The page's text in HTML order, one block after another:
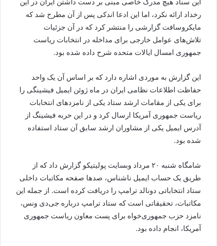
رخداد ارائه نکرد، اما این ادعا اندکی پس از آن مطرح شد که
مایکروسافت گزارشی را منتشر کرد که در آن جزئیات
تلاش‌های عوامل خارجی برای مداخله در انتخابات ریاست
جمهوری امسال ایالات متحده شرح داده شده بود.
این گزارش به موردی اشاره دارد که بر اساس آن یک واحد
حفاظت اطلاعات نظامی ایران در ماه ژوئن ایمیل فیشینگی را
برای یکی از مقامات ارشد ستاد یکی از نامزدهای انتخابات
ریاست جمهوری آمریکا ارسال کرد و در این حربه فیشینگ از
آدرس ایمیل یکی از مشاوران ارشد سابق آن ستاد استفاده
شده بود.
شامگاه شنبه ۲۰ مرداد وبسایت پولیتیکو گزارش داد که از
طریق یک حساب ایمیل ناشناس، صدها صفحه مکاتبات داخلی
ستاد انتخاباتی دونالد ترامپ را دریافت کرده است. از جمله این
مکاتبات، تحقیقاتی است که ستاد ترامپ درباره جی‌دی ونس،
نامزد حزب جمهوری‌خواه برای پست معاون ریاست جمهوری
آمریکا، انجام داده بود.